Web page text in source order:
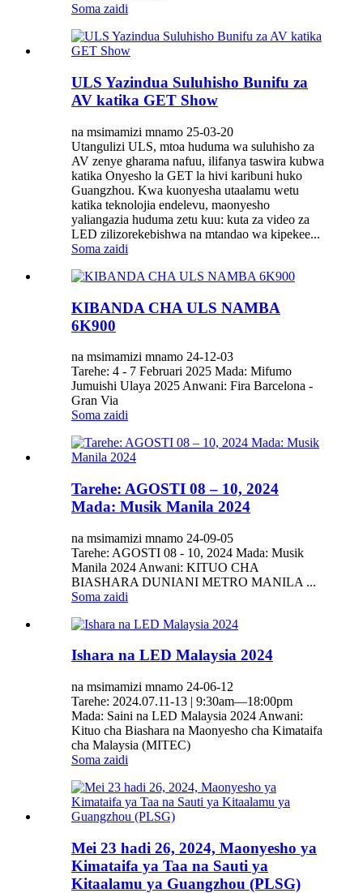
Soma zaidi
ULS Yazindua Suluhisho Bunifu za
AV katika GET Show
na msimamizi mnamo 25-03-20
Utangulizi ULS, mtoa huduma wa suluhisho za
AV zenye gharama nafuu, ilifanya taswira kubwa
katika Onyesho la GET la hivi karibuni huko
Guangzhou. Kwa kuonyesha utaalamu wetu
katika teknolojia endelevu, maonyesho
yaliangazia huduma zetu kuu: kuta za video za
LED zilizorekebishwa na mtandao wa kipekee...
Soma zaidi
KIBANDA CHA ULS NAMBA
6K900
na msimamizi mnamo 24-12-03
Tarehe: 4 - 7 Februari 2025 Mada: Mifumo
Jumuishi Ulaya 2025 Anwani: Fira Barcelona -
Gran Via
Soma zaidi
Tarehe: AGOSTI 08 – 10, 2024
Mada: Musik Manila 2024
na msimamizi mnamo 24-09-05
Tarehe: AGOSTI 08 - 10, 2024 Mada: Musik
Manila 2024 Anwani: KITUO CHA
BIASHARA DUNIANI METRO MANILA ...
Soma zaidi
Ishara na LED Malaysia 2024
na msimamizi mnamo 24-06-12
Tarehe: 2024.07.11-13 | 9:30am—18:00pm
Mada: Saini na LED Malaysia 2024 Anwani:
Kituo cha Biashara na Maonyesho cha Kimataifa
cha Malaysia (MITEC)
Soma zaidi
Mei 23 hadi 26, 2024, Maonyesho ya
Kimataifa ya Taa na Sauti ya
Kitaalamu ya Guangzhou (PLSG)